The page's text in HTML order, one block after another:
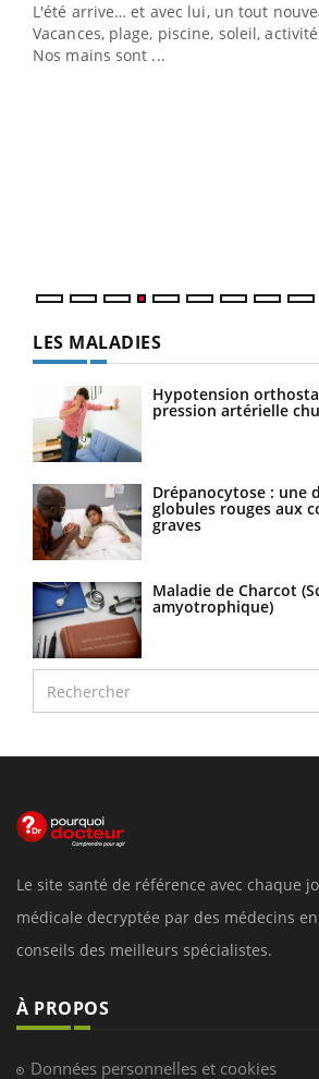
L'été arrive… et avec lui, un tout
Vacances, plage, piscine, soleil,
Nos mains sont ...
LES MALADIES
Hypotension
pression artérielle
Drépanocytose : une
globules rouges aux
graves
Maladie de Charcot
amyotrophique)
Le site santé de référence avec chaque
médicale decryptée par des médecins
conseils des meilleurs spécialistes.
À PROPOS
Données personnelles et cookies